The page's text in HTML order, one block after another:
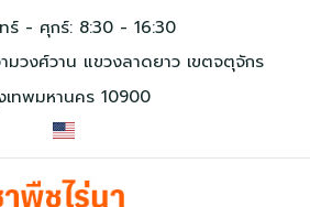
ร์ - ศุกร์: 8:30 - 16:30
มวงศ์วาน แขวงลาดยาว เขตจตุจักร
เทพมหานคร 10900